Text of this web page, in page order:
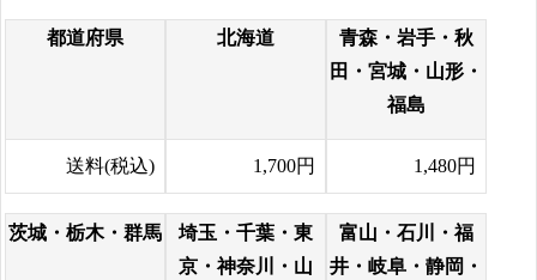
都道府県
送料(税込)
北海道
1,700円
青森・岩手・秋
田・宮城・山形・
福島
1,480円
茨城・栃木・群馬
埼玉・千葉・東
京・神奈川・山
富山・石川・福
井・岐阜・静岡・